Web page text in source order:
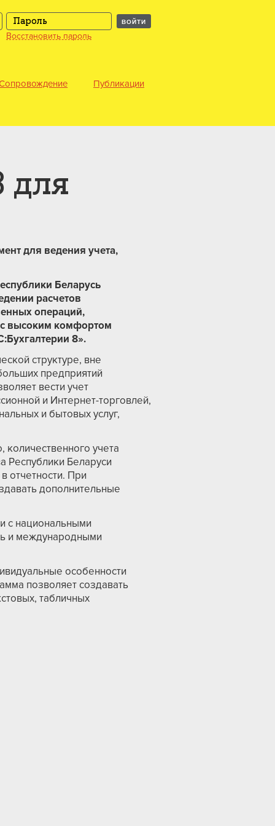
Восстановить пароль
ВОЙТИ
Публикации
для
для ведения учета,
Беларусь
расчетов
операций,
высоким комфортом
8».
структуре, вне
предприятий
вести учет
и Интернет-торговлей,
и бытовых услуг,
количественного учета
Республики Беларуси
отчетности. При
дополнительные
с национальными
и международными
особенности
позволяет создавать
табличных